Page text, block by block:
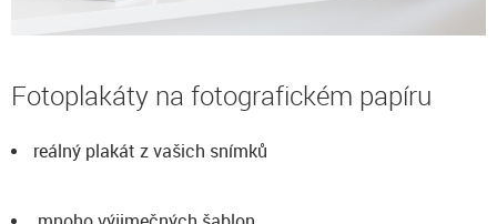
Fotoplakáty na fotografickém papíru
reálný plakát z vašich snímků